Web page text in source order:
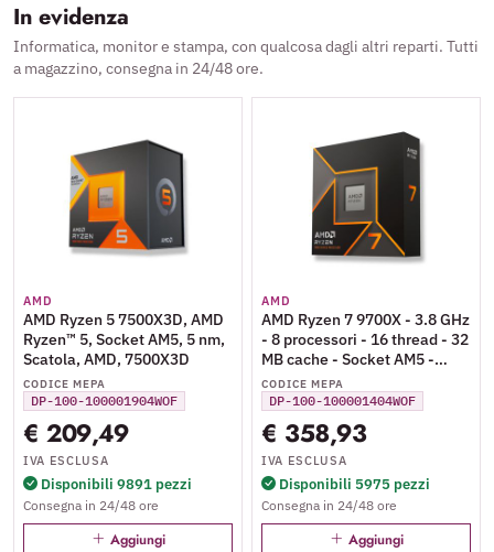
In evidenza
Informatica, monitor e stampa, con qualcosa dagli altri reparti. Tutti
a magazzino, consegna in 24/48 ore.
AMD
AMD Ryzen 5 7500X3D, AMD
Ryzen™ 5, Socket AM5, 5 nm,
Scatola, AMD, 7500X3D
CODICE MEPA
DP-100-100001904WOF
€ 209,49
IVA ESCLUSA
Disponibili 9891 pezzi
Consegna in 24/48 ore
Aggiungi
AMD
AMD Ryzen 7 9700X - 3.8 GHz
- 8 processori - 16 thread - 32
MB cache - Socket AM5 -
PIB/WOF
CODICE MEPA
DP-100-100001404WOF
€ 358,93
IVA ESCLUSA
Disponibili 5975 pezzi
Consegna in 24/48 ore
Aggiungi